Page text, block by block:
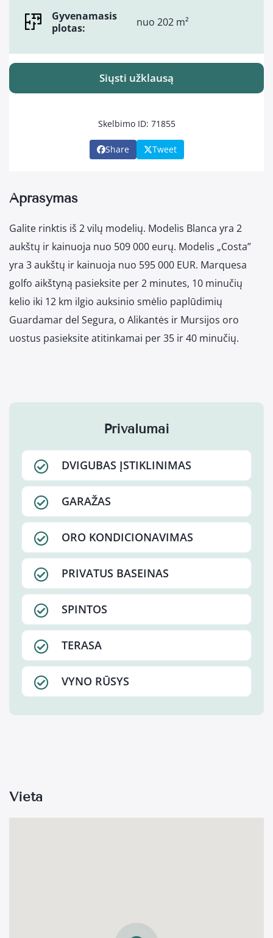
Gyvenamasis
plotas:
nuo 202 m²
Siųsti užklausą
Skelbimo ID: 71855
Share Tweet
Aprašymas
Galite rinktis iš 2 vilų modelių. Modelis Blanca yra 2
aukštų ir kainuoja nuo 509 000 eurų. Modelis „Costa”
yra 3 aukštų ir kainuoja nuo 595 000 EUR. Marquesa
golfo aikštyną pasieksite per 2 minutes, 10 minučių
kelio iki 12 km ilgio auksinio smėlio paplūdimių
Guardamar del Segura, o Alikantės ir Mursijos oro
uostus pasieksite atitinkamai per 35 ir 40 minučių.
Privalumai
DVIGUBAS ĮSTIKLINIMAS
GARAŽAS
ORO KONDICIONAVIMAS
PRIVATUS BASEINAS
SPINTOS
TERASA
VYNO RŪSYS
Vieta